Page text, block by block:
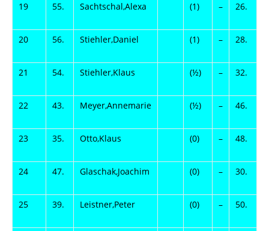
19 55. Sachtschal,Alexa (1) – 26.
20 56. Stiehler,Daniel (1) – 28.
21 54. Stiehler,Klaus (½) – 32.
22 43. Meyer,Annemarie (½) – 46.
23 35. Otto,Klaus (0) – 48.
24 47. Glaschak,Joachim (0) – 30.
25 39. Leistner,Peter (0) – 50.